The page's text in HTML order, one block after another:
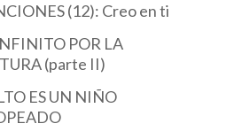
(12): Creo en ti
POR LA
(parte II)
ES UN NIÑO